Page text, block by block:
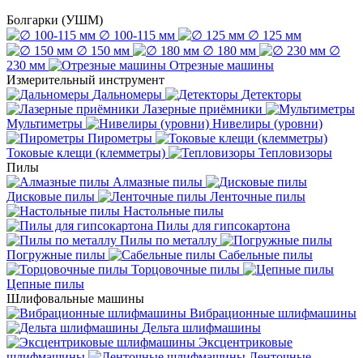
Болгарки (УШМ)
∅ 100-115 мм
∅ 125 мм
∅ 150 мм
∅ 180 мм
∅
230 мм
Отрезные машины
Измерительный инструмент
Дальномеры
Детекторы
Лазерные приёмники
Мультиметры
Нивелиры (уровни)
Пирометры
Токовые клещи (клемметры)
Тепловизоры
Пилы
Алмазные пилы
Дисковые пилы
Ленточные пилы
Настольные пилы
Пилы для гипсокартона
Пилы по металлу
Погружные пилы
Сабельные пилы
Торцовочные пилы
Цепные пилы
Шлифовальные машины
Вибрационные шлифмашины
Дельта шлифмашины
Эксцентриковые